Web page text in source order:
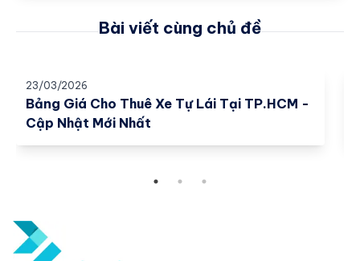
Bài viết cùng chủ đề
23/03/2026
Bảng Giá Cho Thuê Xe Tự Lái Tại TP.HCM -
Cập Nhật Mới Nhất